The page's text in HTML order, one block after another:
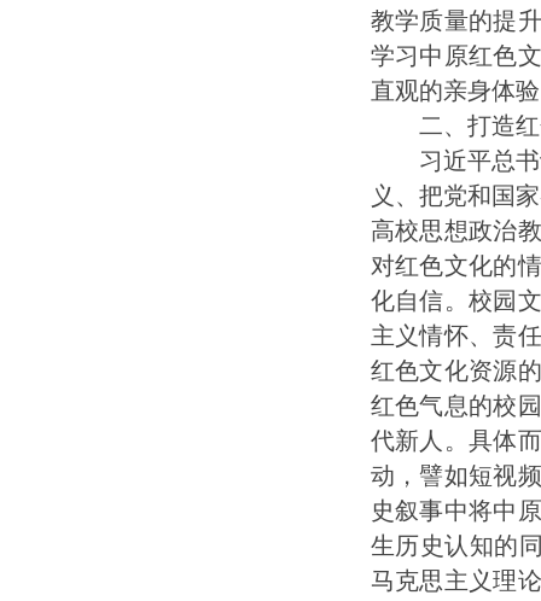
教学质量的提
学习中原红色
直观的亲身体
二、打造红
习近平总书
义、把党和国
高校思想政治
对红色文化的
化自信。校园
主义情怀、责
红色文化资源
红色气息的校
代新人。具体
动，譬如短视
史叙事中将中
生历史认知的
马克思主义理